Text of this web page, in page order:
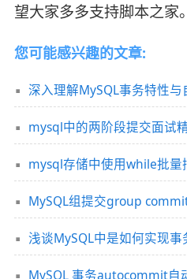
望大家多多支持脚本之家。
您可能感兴趣的文章:
深入理解MySQL事务特性与
mysql中的两阶段提交面试
MySQL组提交group
浅谈MySQL中是如何实现
MySQL 事务autocommit自